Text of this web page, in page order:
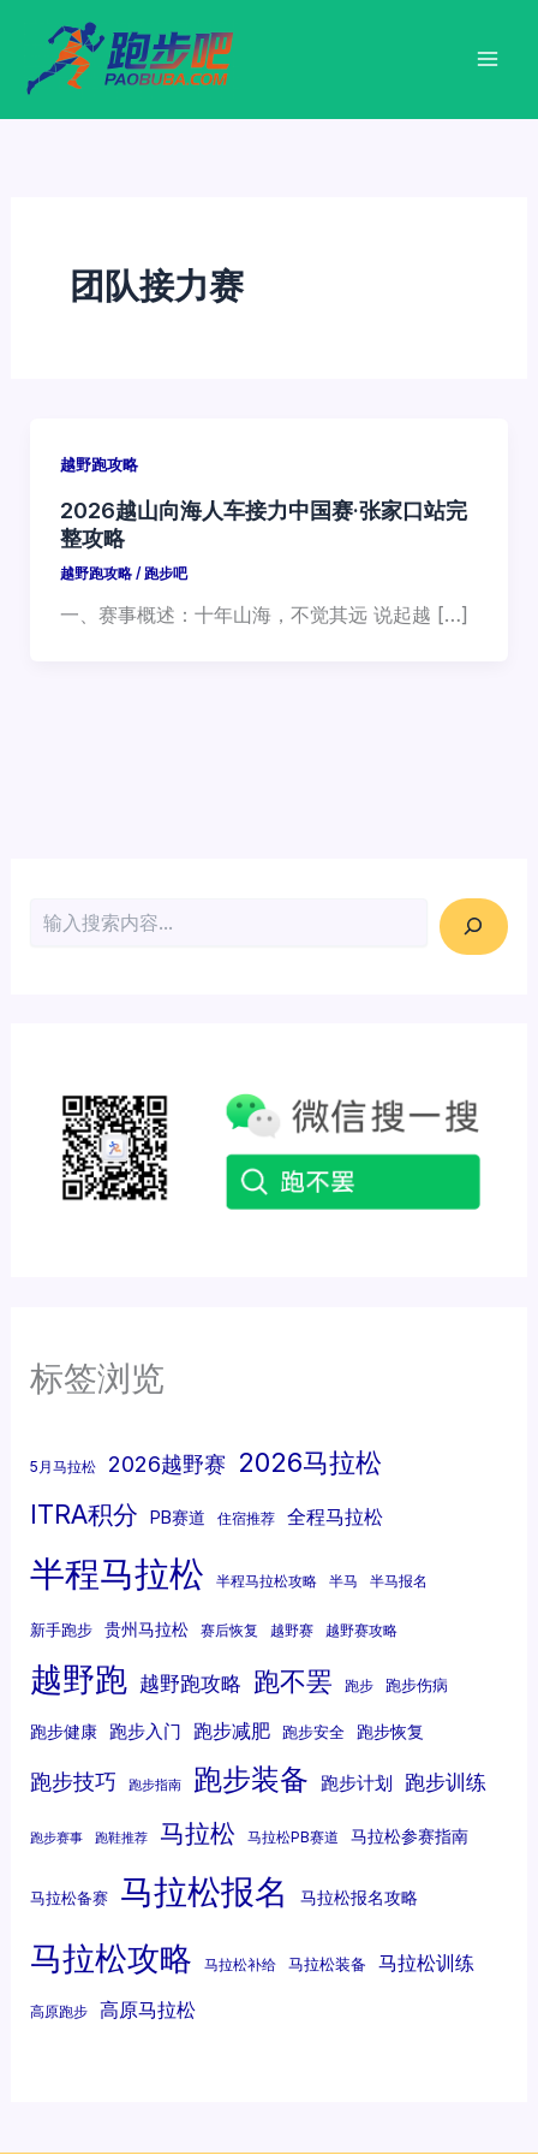
团队接力赛
越野跑攻略
2026越山向海人车接力中国赛·张家口站完
整攻略
越野跑攻略/ 跑步吧
一、赛事概述：十年山海，不觉其远 说起越 […]
标签浏览
5月马拉松 2026越野赛 2026马拉松
ITRA积分 PB赛道 住宿推荐 全程马拉松
半程马拉松 半程马拉松攻略 半马 半马报名
新手跑步 贵州马拉松 赛后恢复 越野赛 越野赛攻略
越野跑 越野跑攻略 跑不罢 跑步 跑步伤病
跑步健康 跑步入门 跑步减肥 跑步安全 跑步恢复
跑步技巧 跑步指南 跑步装备 跑步计划 跑步训练
跑步赛事 跑鞋推荐 马拉松 马拉松PB赛道 马拉松参赛指南
马拉松备赛 马拉松报名 马拉松报名攻略
马拉松攻略 马拉松补给 马拉松装备 马拉松训练
高原跑步 高原马拉松